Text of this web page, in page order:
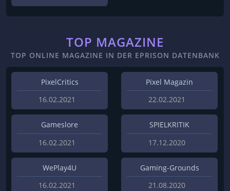
TOP MAGAZINE
TOP ONLINE MAGAZINE IN DER EPRISON DATENBANK
PixelCritics
16.02.2021
Pixel Magazin
22.02.2021
Gameslore
16.02.2021
SPIELKRITIK
17.12.2020
WePlay4U
16.02.2021
Gaming-Grounds
21.08.2020